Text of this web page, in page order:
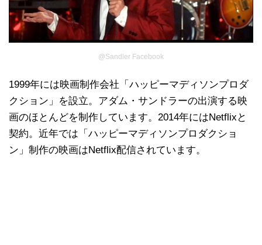
@Sandler Facebook
1999年には映画制作会社「ハッピーマディソンプロダ
クション」を設立。アダム・サンドラーの出演する映
画のほとんどを制作しています。2014年にはNetflixと
契約。近年では「ハッピーマディソンプロダクショ
ン」制作の映画はNetflix配信されています。